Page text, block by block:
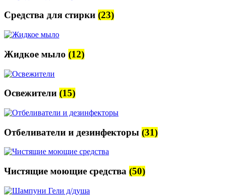
Средства для стирки (23)
Жидкое мыло (12)
Освежители (15)
Отбеливатели и дезинфекторы (31)
Чистящие моющие средства (50)